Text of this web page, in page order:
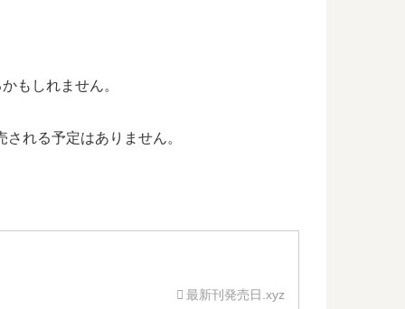
もしれません。
れる予定はありません。
最新刊発売日.xyz